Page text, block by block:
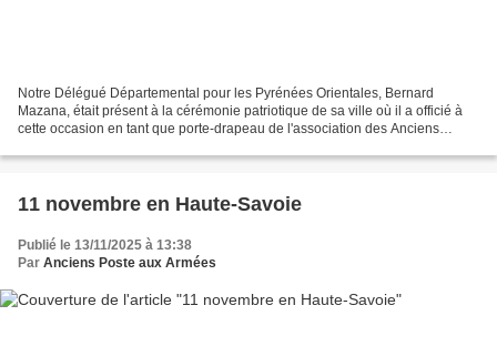
Notre Délégué Départemental pour les Pyrénées Orientales, Bernard
Mazana, était présent à la cérémonie patriotique de sa ville où il a officié à
cette occasion en tant que porte-drapeau de l'association des Anciens
11 novembre en Haute-Savoie
Publié le 13/11/2025 à 13:38
Par Anciens Poste aux Armées